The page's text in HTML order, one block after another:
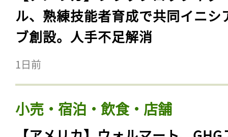
ル、熟練技能者育成で共同イニシ
ブ創設。人手不足解消
1日前
小売・宿泊・飲食・店舗